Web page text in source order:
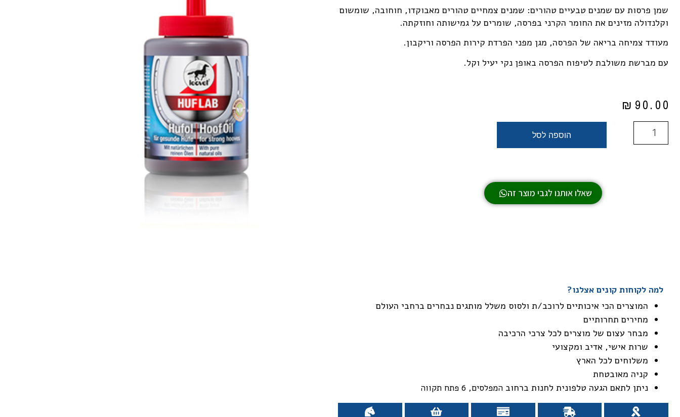
שמן פרסות עם שמנים טבעיים טהורים: שמנים צמחיים טהורים מאבוקדו, חוחובה, שומשום
וקלנדולה מזינים את החומר הקרני בפרסה, שומרים על גמישותה וחוזקתה.
מעודד צמיחה בריאה של הפרסה, מגן מפני הפרדת קירות הפרסה וריקבון.
עם מברשת משולבת לטיפוח הפרסה באופן נקי יעיל וקל.
₪ 90.00
הוספה לסל
שאלו אותנו לגבי מוצר זה
למה לקוחות קונים אצלנו?
המוצרים הכי איכותיים לרוכב/ת ולסוס משלל מותגים נבחרים ברחבי העולם
מחירים תחרותיים
מבחר עצום של מוצרים לכל צרכי הרכיבה
שרות אישי, אדיב ומקצועי
משלוחים לכל הארץ
קניה מאובטחת
ניתן לתאם הגעה טלפונית לחנות ברחובהמפלסים, 6 פתח תקווה